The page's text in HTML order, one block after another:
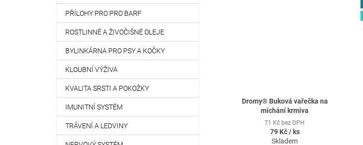
PŘÍLOHY PRO PRO BARF
ROSTLINNÉ A ŽIVOČIŠNÉ OLEJE
BYLINKÁRNA PRO PSY A KOČKY
KLOUBNÍ VÝŽIVA
KVALITA SRSTI A POKOŽKY
IMUNITNÍ SYSTÉM
TRÁVENÍ A LEDVINY
Dromy® Buková vařečka na
míchání krmiva
71 Kč bez DPH
79 Kč/ ks
Skladem